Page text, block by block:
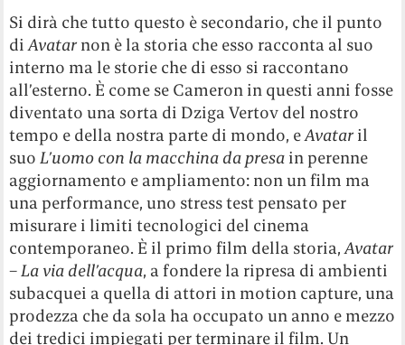
Si dirà che tutto questo è secondario, che il punto
diAvatar non è la storia che esso racconta al suo
interno ma le storie che di esso si raccontano
all’esterno. È come se Cameron in questi anni fosse
diventato una sorta di Dziga Vertov del nostro
tempo e della nostra parte di mondo, eAvatar il
suoL’uomo con la macchina da presa in perenne
aggiornamento e ampliamento: non un film ma
una performance, uno stress test pensato per
misurare i limiti tecnologici del cinema
contemporaneo. È il primo film della storia,Avatar
– La via dell’acqua, a fondere la ripresa di ambienti
subacquei a quella di attori in motion capture, una
prodezza che da sola ha occupato un anno e mezzo
dei tredici impiegati per terminare il film. Un